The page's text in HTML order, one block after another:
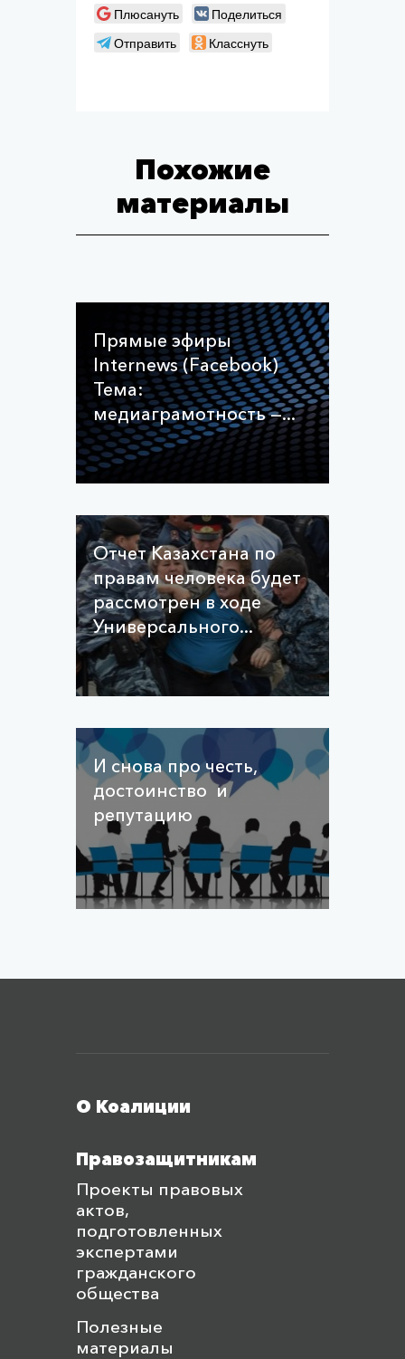
Плюсануть
Поделиться
Отправить
Класснуть
Похожие
материалы
Прямые эфиры
Internews (Facebook)
Тема:
медиаграмотность —...
Отчет Казахстана по
правам человека будет
рассмотрен в ходе
Универсального...
И снова про честь,
достоинство и
репутацию
О Коалиции
Правозащитникам
Проекты правовых
актов,
подготовленных
экспертами
гражданского
общества
Полезные
материалы